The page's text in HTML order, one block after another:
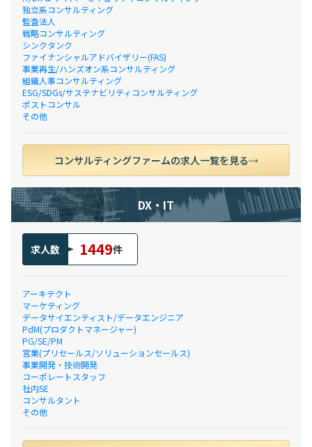
独立系コンサルティング
監査法人
戦略コンサルティング
シンクタンク
ファイナンシャルアドバイザリー(FAS)
事業再生/ハンズオン系コンサルティング
組織人事コンサルティング
ESG/SDGs/サステナビリティコンサルティング
ポストコンサル
その他
コンサルティングファームの求人一覧を見る
DX・IT
求人数 1449件
アーキテクト
マーケティング
データサイエンティスト/データエンジニア
PdM(プロダクトマネージャー)
PG/SE/PM
営業(プリセールス/ソリューションセールス)
事業開発・技術開発
コーポレートスタッフ
社内SE
コンサルタント
その他